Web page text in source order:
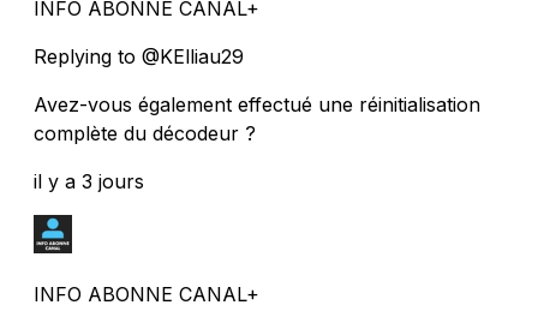
INFO ABONNE CANAL+
Replying to @KElliau29
Avez-vous également effectué une réinitialisation
complète du décodeur ?
il y a 3 jours
INFO ABONNE CANAL+